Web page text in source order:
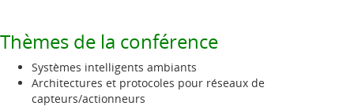
Thèmes de la conférence
Systèmes intelligents ambiants
Architectures et protocoles pour réseaux de
capteurs/actionneurs